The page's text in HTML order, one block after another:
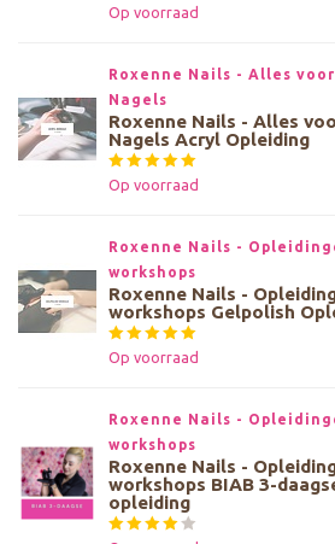
Op voorraad
Roxenne Nails - Alles
Nagels
Roxenne Nails - Alles
Nagels Acryl Opleiding
Op voorraad
Roxenne Nails -
workshops
Roxenne Nails -
workshops Gelpolish
Op voorraad
Roxenne Nails -
workshops
Roxenne Nails -
workshops BIAB 3-
opleiding